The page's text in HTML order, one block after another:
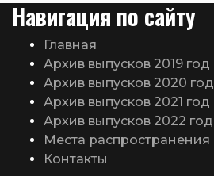
Навигация по сайту
Главная
Архив выпусков 2019 год
Архив выпусков 2020 год
Архив выпусков 2021 год
Архив выпусков 2022 год
Места распространения
Контакты